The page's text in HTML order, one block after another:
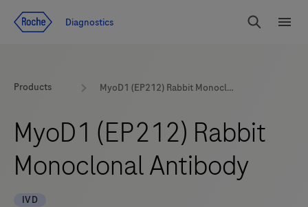
Diagnostics
Suchen
Products MyoD1 (EP212) Rabbit Monoclonal Antibody
MyoD1 (EP212) Rabbit
Monoclonal Antibody
IVD